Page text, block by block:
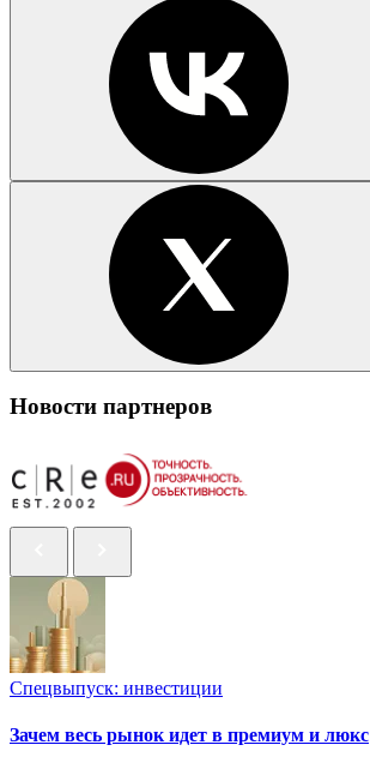
Новости партнеров
Спецвыпуск: инвестиции
Зачем весь рынок идет в премиум и люкс